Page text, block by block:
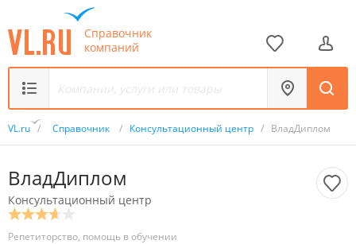
Справочник
компаний
VL.ru / Справочник / Консультационный центр / ВладДиплом
ВладДиплом
Консультационный центр
Репетиторство, помощь в обучении